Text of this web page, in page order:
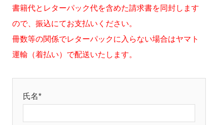
書籍代とレターパック代を含めた請求書を同封します
ので、振込にてお支払いください。
冊数等の関係でレターパックに入らない場合はヤマト
運輸（着払い）で配送いたします。
氏名*